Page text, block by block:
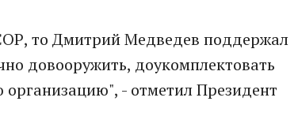
то Дмитрий Медведев поддержал
довооружить, доукомплектовать
- отметил Президент